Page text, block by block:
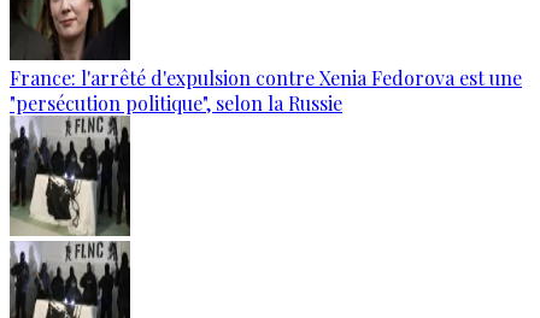
France: l'arrêté d'expulsion contre Xenia Fedorova est une
"persécution politique", selon la Russie